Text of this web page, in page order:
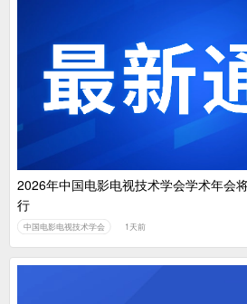
2026年中国电影电视技术学会学术年会
行
中国电影电视技术学会 1天前